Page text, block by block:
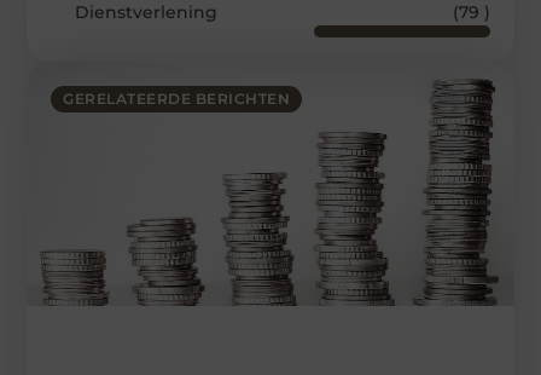
GERELATEERDE BERICHTEN
Dienstverlening (79 )